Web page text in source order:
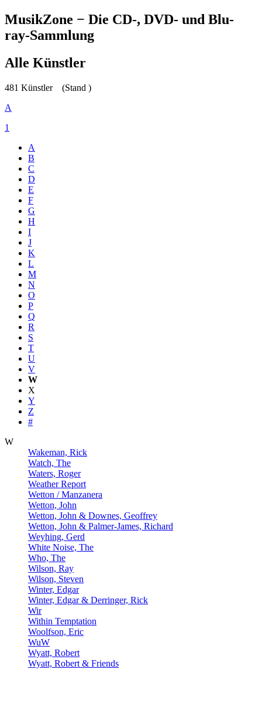
MusikZone − Die CD-, DVD- und Blu-
ray-Sammlung
Alle Künstler
481 Künstler
(Stand )
A
1
A
B
C
D
E
F
G
H
I
J
K
L
M
N
O
P
Q
R
S
T
U
V
W
X
Y
Z
#
W
Wakeman, Rick
Watch, The
Waters, Roger
Weather Report
Wetton / Manzanera
Wetton, John
Wetton, John & Downes, Geoffrey
Wetton, John & Palmer-James, Richard
Weyhing, Gerd
White Noise, The
Who, The
Wilson, Ray
Wilson, Steven
Winter, Edgar
Winter, Edgar & Derringer, Rick
Wir
Within Temptation
Woolfson, Eric
WuW
Wyatt, Robert
Wyatt, Robert & Friends